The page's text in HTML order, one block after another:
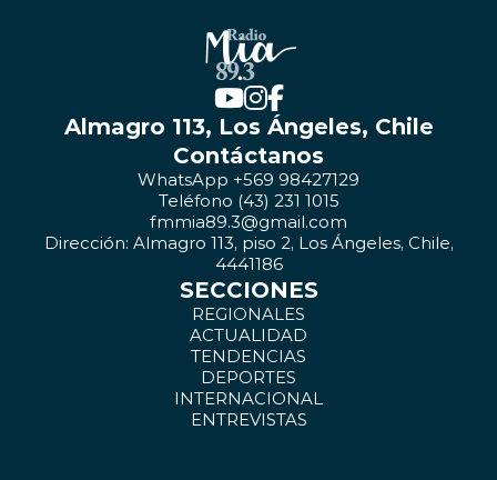
Almagro 113, Los Ángeles, Chile
Contáctanos
WhatsApp +569 98427129
Teléfono (43) 231 1015
fmmia89.3@gmail.com
Dirección: Almagro 113, piso 2, Los Ángeles, Chile,
4441186
SECCIONES
REGIONALES
ACTUALIDAD
TENDENCIAS
DEPORTES
INTERNACIONAL
ENTREVISTAS